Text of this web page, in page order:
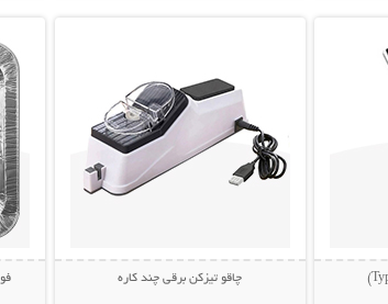
چاقو تیزکن برقی چند کاره